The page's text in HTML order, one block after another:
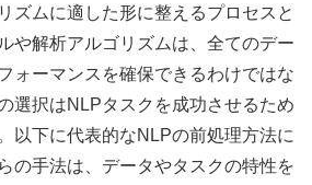
ズムに適した形に整えるプロセスと
や解析アルゴリズムは、全てのデー
ォーマンスを確保できるわけではな
選択はNLPタスクを成功させるため
以下に代表的なNLPの前処理方法に
の手法は、データやタスクの特性を